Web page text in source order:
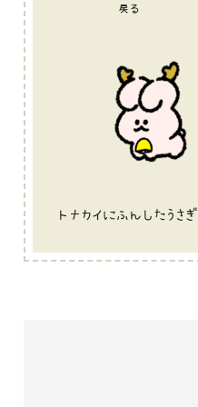
戻る
トナカイにふんしたうさぎ